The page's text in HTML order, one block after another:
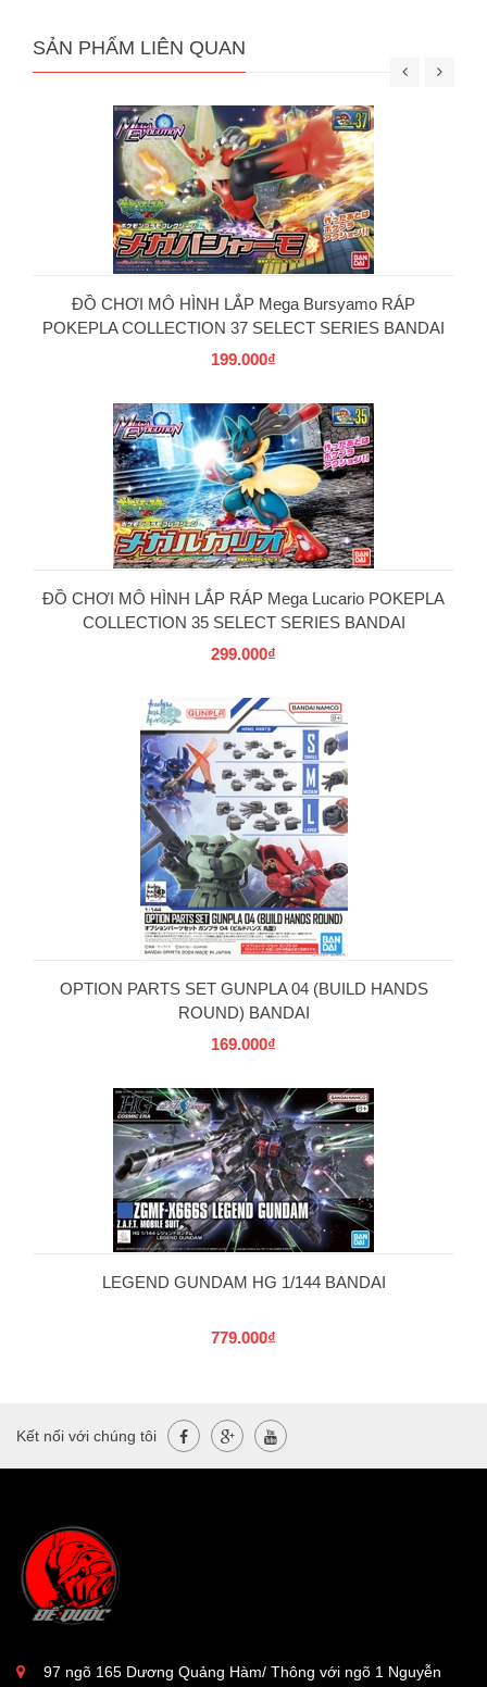
SẢN PHẨM LIÊN QUAN
ĐỒ CHƠI MÔ HÌNH LẮP Mega Bursyamo RÁP
POKEPLA COLLECTION 37 SELECT SERIES BANDAI
199.000₫
ĐỒ CHƠI MÔ HÌNH LẮP RÁP Mega Lucario POKEPLA
COLLECTION 35 SELECT SERIES BANDAI
299.000₫
OPTION PARTS SET GUNPLA 04 (BUILD HANDS
ROUND) BANDAI
169.000₫
LEGEND GUNDAM HG 1/144 BANDAI
779.000₫
Kết nối với chúng tôi
97 ngõ 165 Dương Quảng Hàm/ Thông với ngõ 1 Nguyễn